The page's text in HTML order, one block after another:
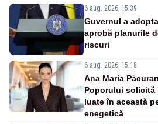
6 aug. 2026, 15:39
Guvernul a
aprobă planurile
riscuri
6 aug. 2026, 15:18
Ana Maria
Poporului solicită
luate în această
enegetică